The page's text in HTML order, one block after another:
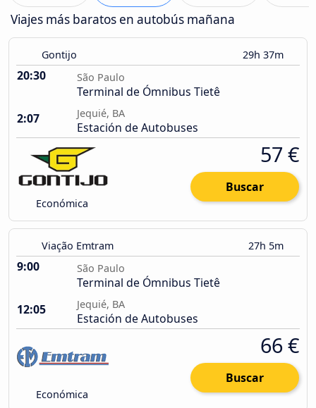
Viajes más baratos en autobús mañana
Gontijo 29h 37m
20:30 São Paulo
Terminal de Ómnibus Tietê
2:07
Jequié, BA
Estación de Autobuses
Económica
57 €
Buscar
Viação Emtram 27h 5m
9:00 São Paulo
Terminal de Ómnibus Tietê
12:05
Jequié, BA
Estación de Autobuses
Económica
66 €
Buscar